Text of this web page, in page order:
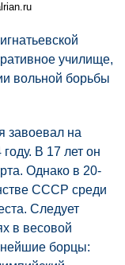
училище,
вольной борьбы
завоевал на
В 17 лет он
Однако в 20-
СССР среди
Следует
в весовой
борцы: